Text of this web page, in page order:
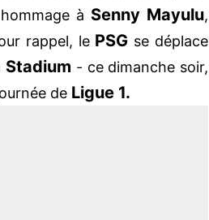
à Senny Mayulu,
rappel, le PSG se déplace
Stadium - ce dimanche soir,
de Ligue 1.